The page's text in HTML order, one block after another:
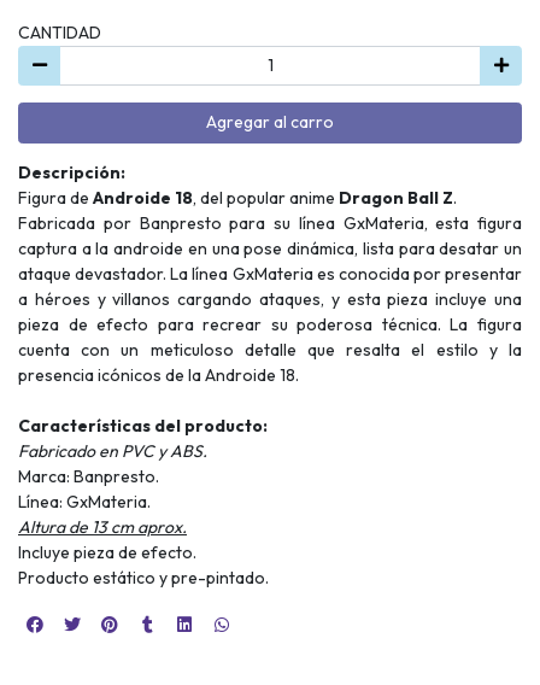
CANTIDAD
Agregar al carro
Descripción:
Figura de Androide 18, del popular anime Dragon Ball Z.
Fabricada por Banpresto para su línea GxMateria, esta figura
captura a la androide en una pose dinámica, lista para desatar un
ataque devastador. La línea GxMateria es conocida por presentar
a héroes y villanos cargando ataques, y esta pieza incluye una
pieza de efecto para recrear su poderosa técnica. La figura
cuenta con un meticuloso detalle que resalta el estilo y la
presencia icónicos de la Androide 18.
Características del producto:
Fabricado en PVC y ABS.
Marca: Banpresto.
Línea: GxMateria.
Altura de 13 cm aprox.
Incluye pieza de efecto.
Producto estático y pre-pintado.